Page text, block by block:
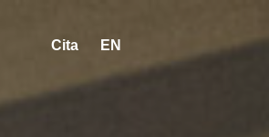
Cita EN